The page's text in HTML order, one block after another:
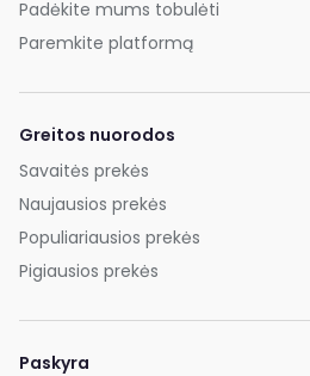
Padėkite mums tobulėti
Paremkite platformą
Greitos nuorodos
Savaitės prekės
Naujausios prekės
Populiariausios prekės
Pigiausios prekės
Paskyra